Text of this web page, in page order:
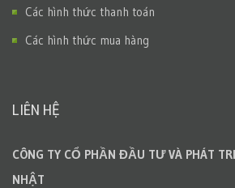
Các hình thức thanh toán
Các hình thức mua hàng
LIÊN HỆ
CÔNG TY CỔ PHẦN ĐẦU TƯ VÀ PHÁT
NHẬT